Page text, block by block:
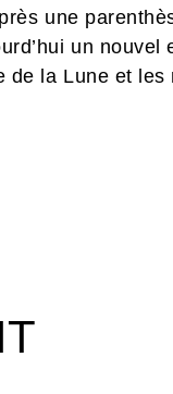
une
un nouvel
de la Lune et les